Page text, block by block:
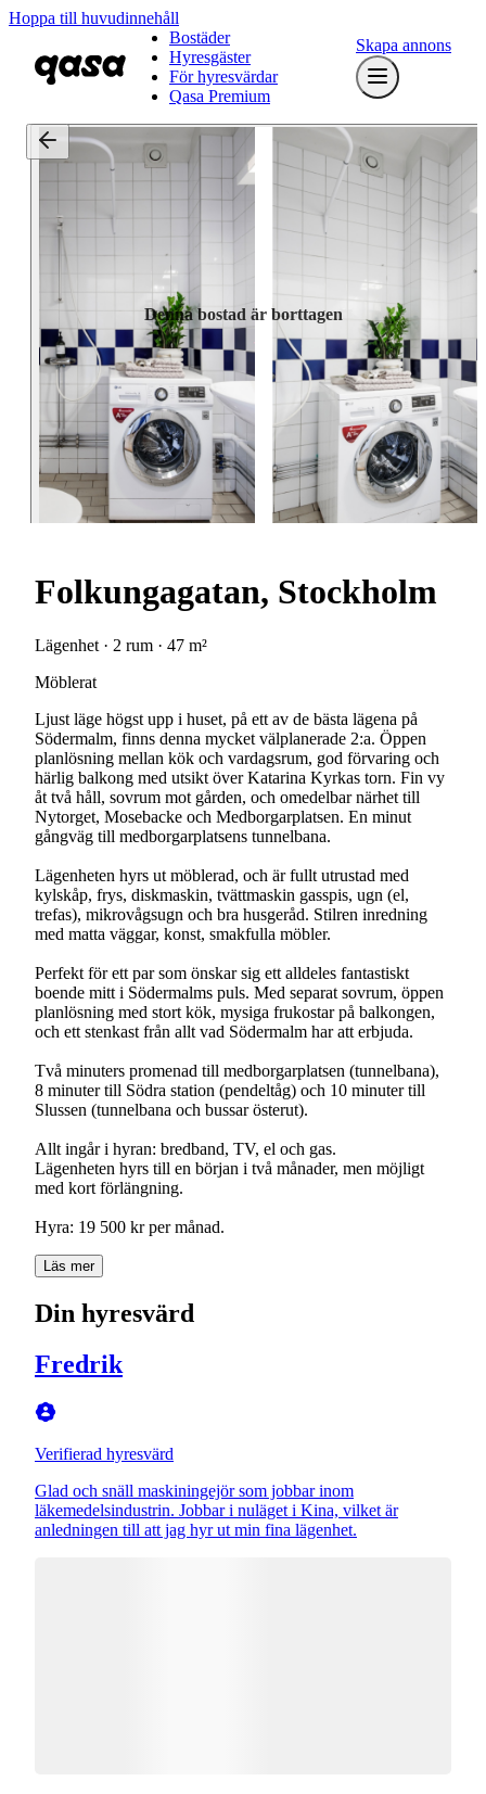
Hoppa till huvudinnehåll
Bostäder
Hyresgäster
För hyresvärdar
Qasa Premium
Skapa annons
Denna bostad är borttagen
Folkungagatan, Stockholm
Lägenhet · 2 rum · 47 m²
Möblerat
Ljust läge högst upp i huset, på ett av de bästa lägena på
Södermalm, finns denna mycket välplanerade 2:a. Öppen
planlösning mellan kök och vardagsrum, god förvaring och
härlig balkong med utsikt över Katarina Kyrkas torn. Fin vy
åt två håll, sovrum mot gården, och omedelbar närhet till
Nytorget, Mosebacke och Medborgarplatsen. En minut
gångväg till medborgarplatsens tunnelbana.
Lägenheten hyrs ut möblerad, och är fullt utrustad med
kylskåp, frys, diskmaskin, tvättmaskin gasspis, ugn (el,
trefas), mikrovågsugn och bra husgeråd. Stilren inredning
med matta väggar, konst, smakfulla möbler.
Perfekt för ett par som önskar sig ett alldeles fantastiskt
boende mitt i Södermalms puls. Med separat sovrum, öppen
planlösning med stort kök, mysiga frukostar på balkongen,
och ett stenkast från allt vad Södermalm har att erbjuda.
Två minuters promenad till medborgarplatsen (tunnelbana),
8 minuter till Södra station (pendeltåg) och 10 minuter till
Slussen (tunnelbana och bussar österut).
Allt ingår i hyran: bredband, TV, el och gas.
Lägenheten hyrs till en början i två månader, men möjligt
med kort förlängning.
Läs mer
Din hyresvärd
Fredrik
Verifierad hyresvärd
Glad och snäll maskiningejör som jobbar inom
läkemedelsindustrin. Jobbar i nuläget i Kina, vilket är
anledningen till att jag hyr ut min fina lägenhet.